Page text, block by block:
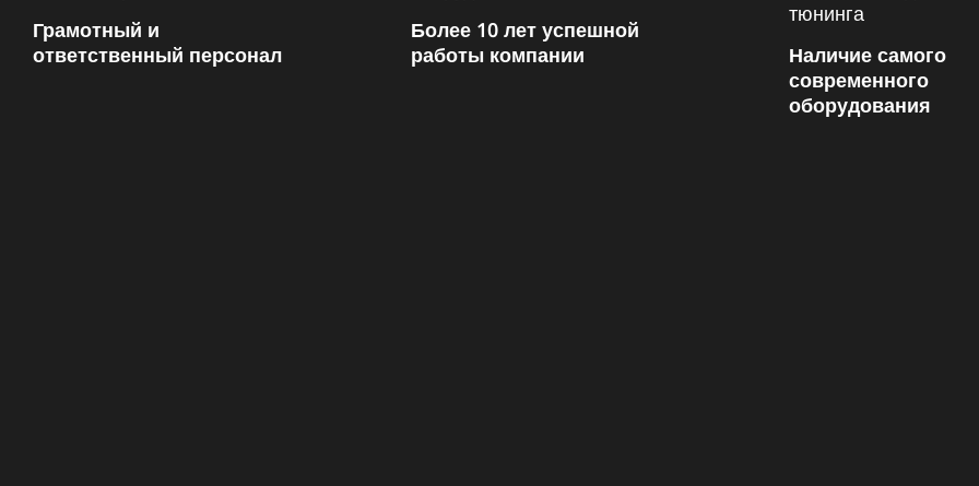
Грамотный и
ответственный персонал
Более 10 лет успешной
работы компании
Наличие самого
современного
оборудования